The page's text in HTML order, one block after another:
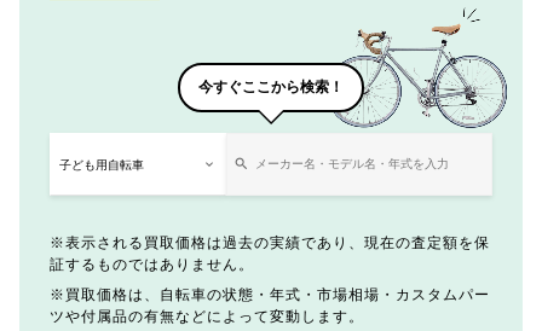
今すぐここから検索！
表示される買取価格は過去の実績であり、現在の査定額を保
証するものではありません。
買取価格は、自転車の状態・年式・市場相場・カスタムパー
ツや付属品の有無などによって変動します。